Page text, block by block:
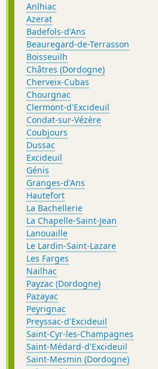
Anlhiac
Azerat
Badefols-d'Ans
Beauregard-de-Terrasson
Boisseuilh
Châtres (Dordogne)
Cherveix-Cubas
Chourgnac
Clermont-d'Excideuil
Condat-sur-Vézère
Coubjours
Dussac
Excideuil
Génis
Granges-d'Ans
Hautefort
La Bachellerie
La Chapelle-Saint-Jean
Lanouaille
Le Lardin-Saint-Lazare
Les Farges
Nailhac
Payzac (Dordogne)
Pazayac
Peyrignac
Preyssac-d'Excideuil
Saint-Cyr-les-Champagnes
Saint-Médard-d'Excideuil
Saint-Mesmin (Dordogne)